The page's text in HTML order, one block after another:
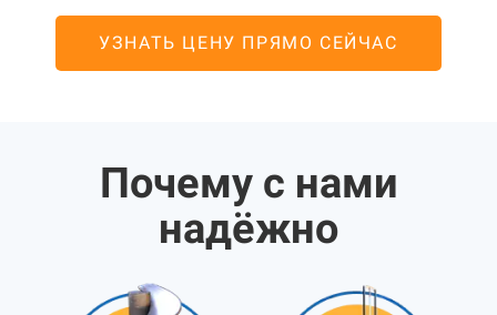
УЗНАТЬ ЦЕНУ ПРЯМО СЕЙЧАС
Почему с нами
надёжно